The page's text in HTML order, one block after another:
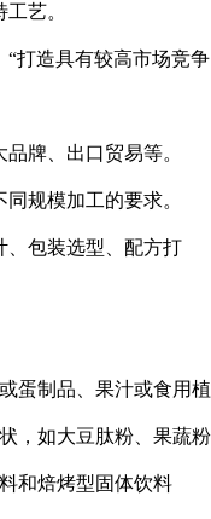
艺。
“打造具有较高市场竞争
牌、出口贸易等。
规模加工的要求。
、包装选型、配方打
制品、果汁或食用植
，如大豆肽粉、果蔬粉
和焙烤型固体饮料